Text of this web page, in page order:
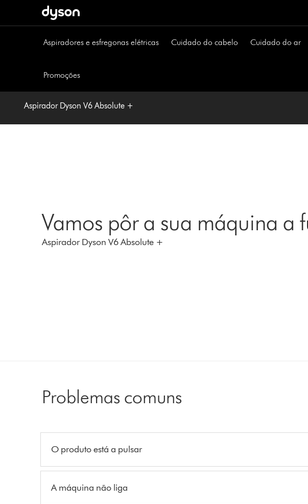
Aspiradores e esfregonas elétricas Cuidado do cabelo Cuidado do ar
Promoções
Aspirador Dyson V6 Absolute +
Vamos pôr a sua máquina a
Aspirador Dyson V6 Absolute +
Problemas comuns
O produto está a pulsar
A máquina não liga